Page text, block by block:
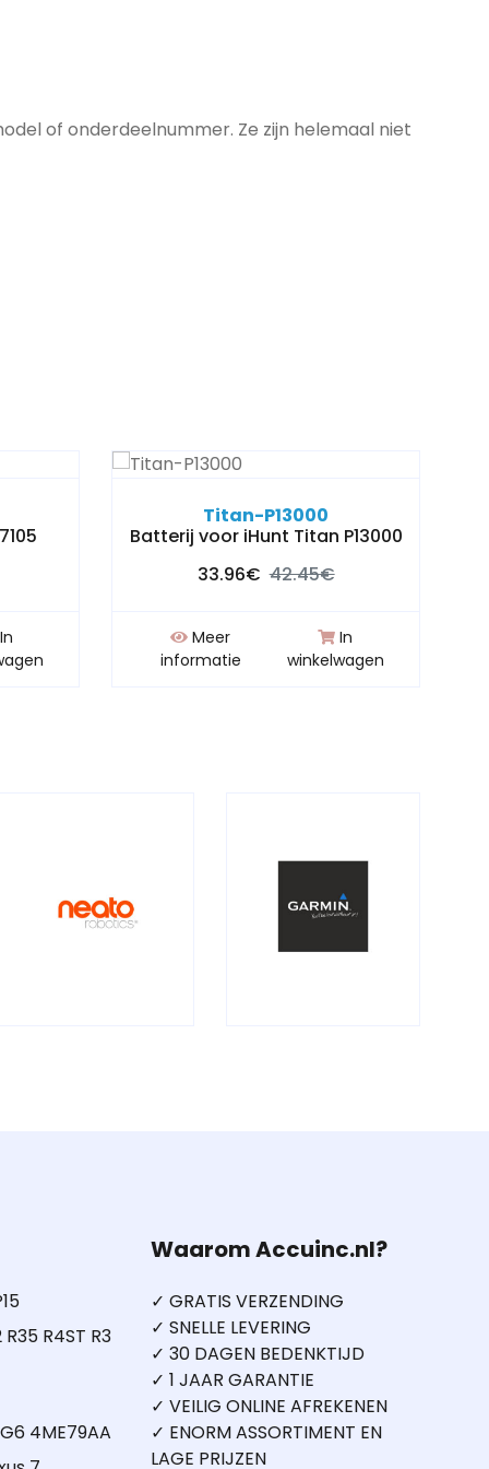
of onderdeelnummer. Ze zijn helemaal niet
In
Titan-P13000
Batterij voor iHunt Titan P13000
33.96€ 42.45€
Meer
informatie
In
winkelwagen
R4ST R3
4ME79AA
Waarom Accuinc.nl?
✓ GRATIS VERZENDING
✓ SNELLE LEVERING
✓ 30 DAGEN BEDENKTIJD
✓ 1 JAAR GARANTIE
✓ VEILIG ONLINE AFREKENEN
✓ ENORM ASSORTIMENT EN
LAGE PRIJZEN